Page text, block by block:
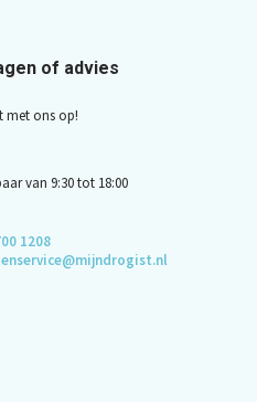
of advies
met ons op!
van 9:30 tot 18:00
1208